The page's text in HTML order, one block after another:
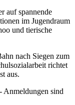
auf spannende
im Jugendraum
und tierische
nach Siegen zum
richtet
aus.
Anmeldungen sind